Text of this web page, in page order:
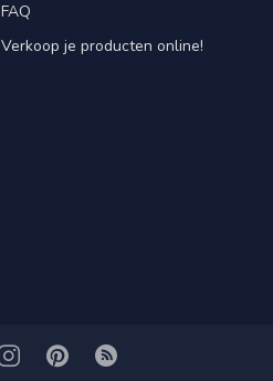
FAQ
Verkoop je producten online!